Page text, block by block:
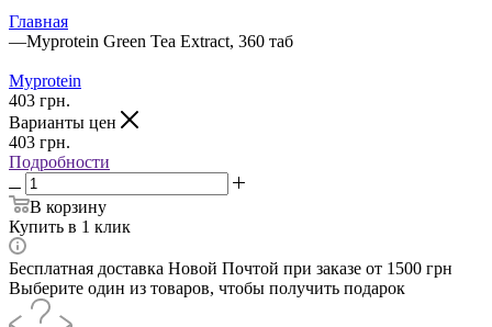
Главная
—Myprotein Green Tea Extract, 360 таб
Myprotein
403 грн.
Варианты цен
403 грн.
Подробности
В корзину
Купить в 1 клик
Бесплатная доставка Новой Почтой при заказе от 1500 грн
Выберите один из товаров, чтобы получить подарок